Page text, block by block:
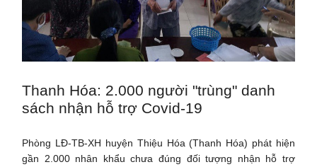
Thanh Hóa: 2.000 người "trùng" danh
sách nhận hỗ trợ Covid-19
Phòng LĐ-TB-XH huyện Thiệu Hóa (Thanh Hóa) phát hiện
gần 2.000 nhân khẩu chưa đúng đối tượng nhận hỗ trợ